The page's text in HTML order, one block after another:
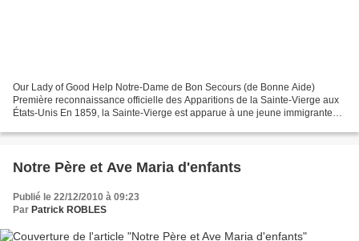
Our Lady of Good Help Notre-Dame de Bon Secours (de Bonne Aide)
Première reconnaissance officielle des Apparitions de la Sainte-Vierge aux
États-Unis En 1859, la Sainte-Vierge est apparue à une jeune immigrante
Notre Père et Ave Maria d'enfants
Publié le 22/12/2010 à 09:23
Par Patrick ROBLES